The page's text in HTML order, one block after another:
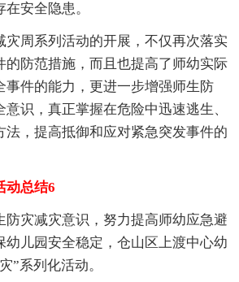
安全隐患。
灾周系列活动的开展，不仅再次落实
的防范措施，而且也提高了师幼实际
事件的能力，更进一步增强师生防
识，真正掌握在危险中迅速逃生、
法，提高抵御和应对紧急突发事件的
动总结6
防灾减灾意识，努力提高师幼应急避
幼儿园安全稳定，仓山区上渡中心幼
”系列化活动。